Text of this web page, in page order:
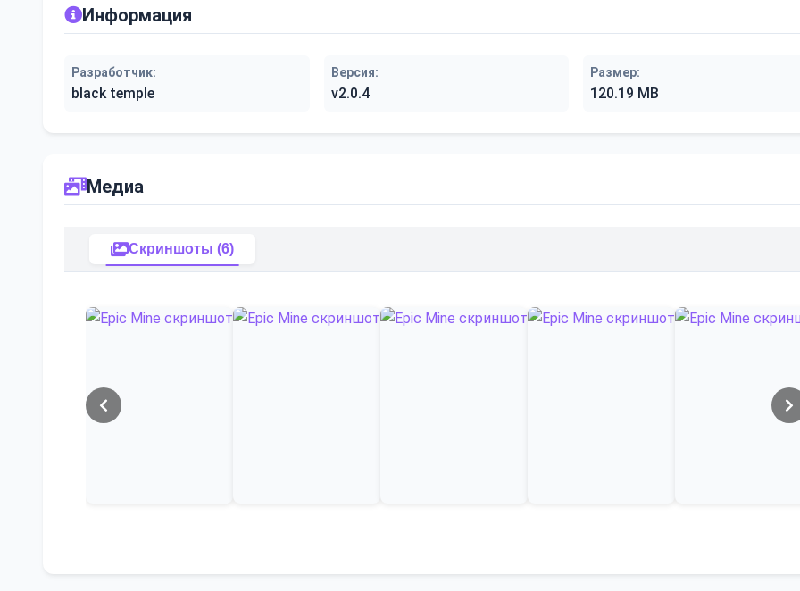
Информация
Разработчик:
black temple
Версия:
v2.0.4
Размер:
120.19 MB
Медиа
Скриншоты (6)